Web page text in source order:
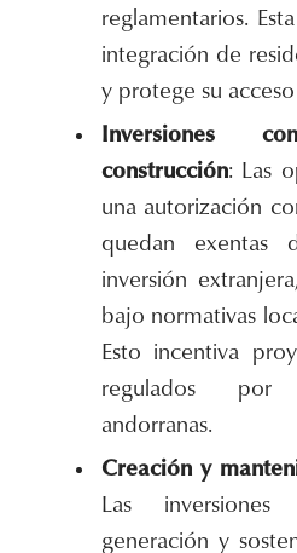
reglamentarios.
integración de
y protege su
Inversiones
construcción: Las
una autorización
quedan exentas
inversión
bajo normativas
Esto incentiva
regulados por
andorranas.
Creación y
Las
generación y